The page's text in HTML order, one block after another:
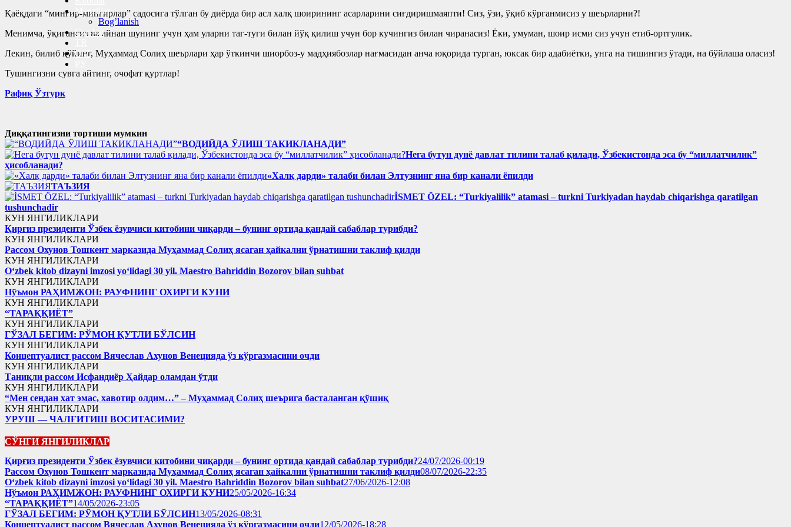
Manzillar
Bog’lanish
Cyr-Lat
O’Z
Қаёқдаги “минғир-минғирлар” садосига тўлган бу диёрда бир асл халқ шоирининг асарларини сиғдиришмаяпти! Сиз, ўзи, ўқиб кўрганмисиз у шеърларни?!
Менимча, ўқигансиз ва айнан шунинг учун ҳам уларни таг-туги билан йўқ қилиш учун бор кучингиз билан чиранасиз! Ёки, умуман, шоир исми сиз учун етиб-ортгулик.
Лекин, билиб қўйинг, Муҳаммад Солиҳ шеърлари ҳар ўткинчи шиорбоз-у мадҳиябозлар нағмасидан анча юқорида турган, юксак бир адабиётки, унга на тишингиз ўтади, на бўйлаша оласиз!
Тушингизни сувга айтинг, очофат қуртлар!
Рафиқ Ўзтурк
Диққатингизни тортиши мумкин
“ВОДИЙДА ЎЛИШ ТАКИКЛАНАДИ”
Нега бутун дунё давлат тилини талаб қилади, Ўзбекистонда эса бу “миллатчилик”
ҳисобланади?
«Халқ дарди» талаби билан Элтузнинг яна бир канали ёпилди
ТАЪЗИЯ
İSMET ÖZEL: “Turkiyalilik” atamasi – turkni Turkiyadan haydab chiqarishga qaratilgan
tushunchadir
КУН ЯНГИЛИКЛАРИ
Қирғиз президенти Ўзбек ёзувчиси китобини чиқарди – бунинг ортида қандай сабаблар турибди?
КУН ЯНГИЛИКЛАРИ
Рассом Охунов Тошкент марказида Муҳаммад Солиҳ яcаган ҳайкални ўрнатишни таклиф қилди
КУН ЯНГИЛИКЛАРИ
Oʻzbek kitob dizayni imzosi yoʻlidagi 30 yil. Maestro Bahriddin Bozorov bilan suhbat
КУН ЯНГИЛИКЛАРИ
Нўъмон РАҲИМЖОН: РАУФНИНГ ОХИРГИ КУНИ
КУН ЯНГИЛИКЛАРИ
“ТАРАҚҚИЁТ”
КУН ЯНГИЛИКЛАРИ
ГЎЗАЛ БЕГИМ: РЎМОН ҚУТЛИ БЎЛСИН
КУН ЯНГИЛИКЛАРИ
Концептуалист рассом Вячеслав Ахунов Венецияда ўз кўргазмасини очди
КУН ЯНГИЛИКЛАРИ
Таниқли рассом Исфандиёр Ҳайдар оламдан ўтди
КУН ЯНГИЛИКЛАРИ
“Мен сендан хат эмас, хавотир олдим…” – Муҳаммад Солиҳ шеърига басталанган қўшиқ
КУН ЯНГИЛИКЛАРИ
УРУШ — ЧАЛҒИТИШ ВОСИТАСИМИ?
СЎНГИ ЯНГИЛИКЛАР
Қирғиз президенти Ўзбек ёзувчиси китобини чиқарди – бунинг ортида қандай сабаблар турибди?24/07/2026-00:19
Рассом Охунов Тошкент марказида Муҳаммад Солиҳ яcаган ҳайкални ўрнатишни таклиф қилди08/07/2026-22:35
Oʻzbek kitob dizayni imzosi yoʻlidagi 30 yil. Maestro Bahriddin Bozorov bilan suhbat27/06/2026-12:08
Нўъмон РАҲИМЖОН: РАУФНИНГ ОХИРГИ КУНИ25/05/2026-16:34
“ТАРАҚҚИЁТ”14/05/2026-23:05
ГЎЗАЛ БЕГИМ: РЎМОН ҚУТЛИ БЎЛСИН13/05/2026-08:31
Концептуалист рассом Вячеслав Ахунов Венецияда ўз кўргазмасини очди12/05/2026-18:28